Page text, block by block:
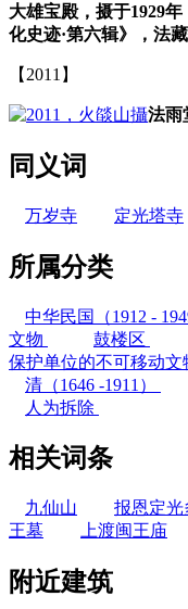
大雄宝殿，摄于1929
化史迹·第六辑》，法藏
【2011】
法雨
同义词
万岁寺 定光塔寺
所属分类
中华民国（1912 -
文物
鼓楼区
保护单位的不可移动文
清（1646 -1911）
人为拆除
相关词条
九仙山 报恩定光
王墓
上渡闽王庙
附近建筑